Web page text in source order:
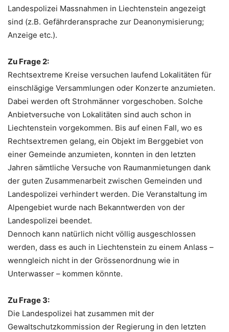
Landespolizei Massnahmen in Liechtenstein angezeigt
sind (z.B. Gefährderansprache zur Deanonymisierung;
Anzeige etc.).
Zu Frage 2:
Rechtsextreme Kreise versuchen laufend Lokalitäten für
einschlägige Versammlungen oder Konzerte anzumieten.
Dabei werden oft Strohmänner vorgeschoben. Solche
Anbietversuche von Lokalitäten sind auch schon in
Liechtenstein vorgekommen. Bis auf einen Fall, wo es
Rechtsextremen gelang, ein Objekt im Berggebiet von
einer Gemeinde anzumieten, konnten in den letzten
Jahren sämtliche Versuche von Raumanmietungen dank
der guten Zusammenarbeit zwischen Gemeinden und
Landespolizei verhindert werden. Die Veranstaltung im
Alpengebiet wurde nach Bekanntwerden von der
Landespolizei beendet.
Dennoch kann natürlich nicht völlig ausgeschlossen
werden, dass es auch in Liechtenstein zu einem Anlass –
wenngleich nicht in der Grössenordnung wie in
Unterwasser – kommen könnte.
Zu Frage 3:
Die Landespolizei hat zusammen mit der
Gewaltschutzkommission der Regierung in den letzten